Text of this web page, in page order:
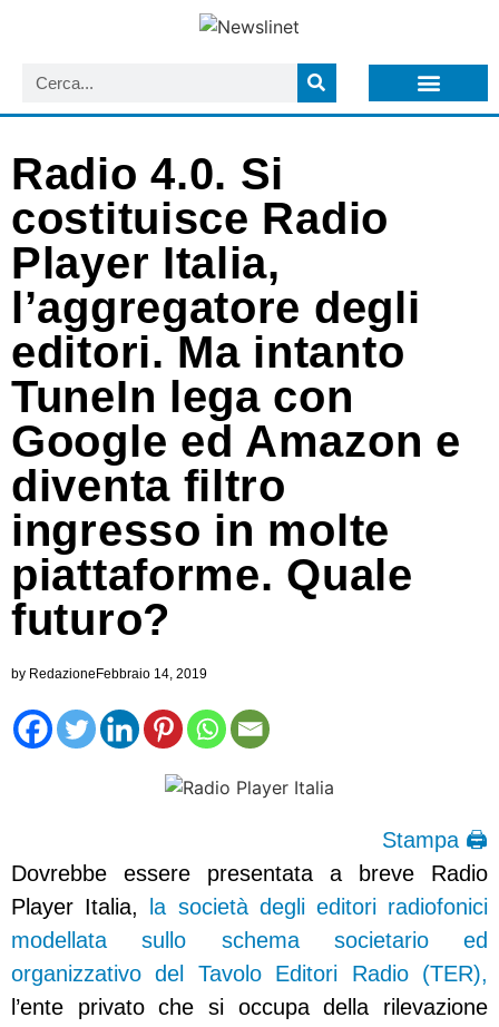
Radio 4.0. Si
costituisce Radio
Player Italia,
l’aggregatore degli
editori. Ma intanto
TuneIn lega con
Google ed Amazon e
diventa filtro
ingresso in molte
piattaforme. Quale
futuro?
by RedazioneFebbraio 14, 2019
Stampa 🖨
Dovrebbe essere presentata a breve Radio
Player Italia,
la società degli editori radiofonici
modellata sullo schema societario ed
organizzativo del Tavolo Editori Radio (TER),
l’ente privato che si occupa della rilevazione